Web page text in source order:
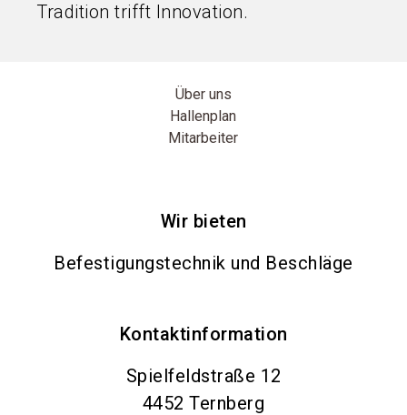
Tradition trifft Innovation.
Über uns
Hallenplan
Mitarbeiter
Wir bieten
Befestigungstechnik und Beschläge
Kontaktinformation
Spielfeldstraße 12
4452 Ternberg